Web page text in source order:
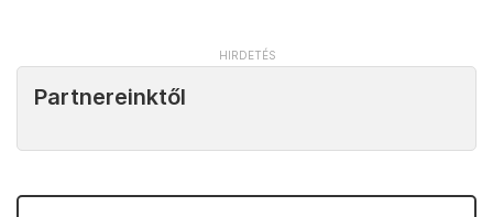
Partnereinktől